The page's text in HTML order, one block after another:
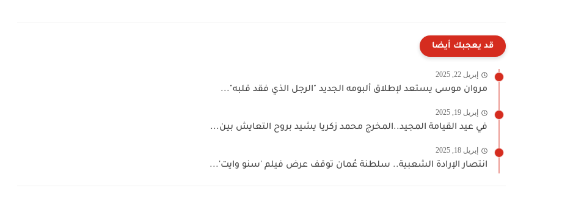
قد يعجبك أيضا
إبريل 22, 2025
مروان موسى يستعد لإطلاق ألبومه الجديد "الرجل الذي فقد قلبه"...
إبريل 19, 2025
في عيد القيامة المجيد..المخرج محمد زكريا يشيد بروح التعايش بين...
إبريل 18, 2025
انتصار الإرادة الشعبية.. سلطنة عُمان توقف عرض فيلم 'سنو وايت'...